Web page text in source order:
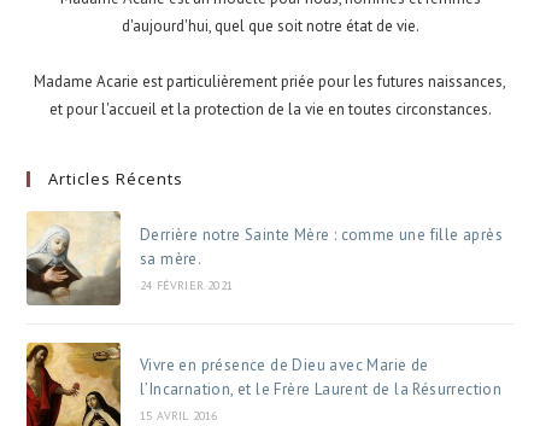
d'aujourd'hui, quel que soit notre état de vie.
Madame Acarie est particulièrement priée pour les futures naissances,
et pour l'accueil et la protection de la vie en toutes circonstances.
Articles Récents
Derrière notre Sainte Mère : comme une fille après
sa mère.
24 FÉVRIER 2021
Vivre en présence de Dieu avec Marie de
l’Incarnation, et le Frère Laurent de la Résurrection
15 AVRIL 2016